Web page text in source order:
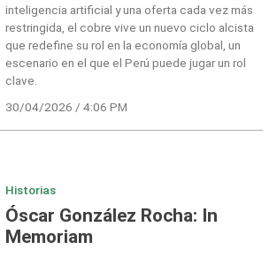
inteligencia artificial y una oferta cada vez más
restringida, el cobre vive un nuevo ciclo alcista
que redefine su rol en la economía global, un
escenario en el que el Perú puede jugar un rol
clave.
30/04/2026 / 4:06 PM
Historias
Óscar González Rocha: In
Memoriam